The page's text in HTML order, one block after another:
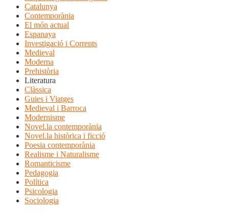
Catalunya
Contemporània
El món actual
Espanaya
Investigació i Corrents
Medieval
Moderna
Prehistòria
Literatura
Clàssica
Guies i Viatges
Medieval i Barroca
Modernisme
Novel.la contemporània
Novel.la històrica i ficció
Poesia contemporània
Realisme i Naturalisme
Romanticisme
Pedagogia
Política
Psicologia
Sociologia